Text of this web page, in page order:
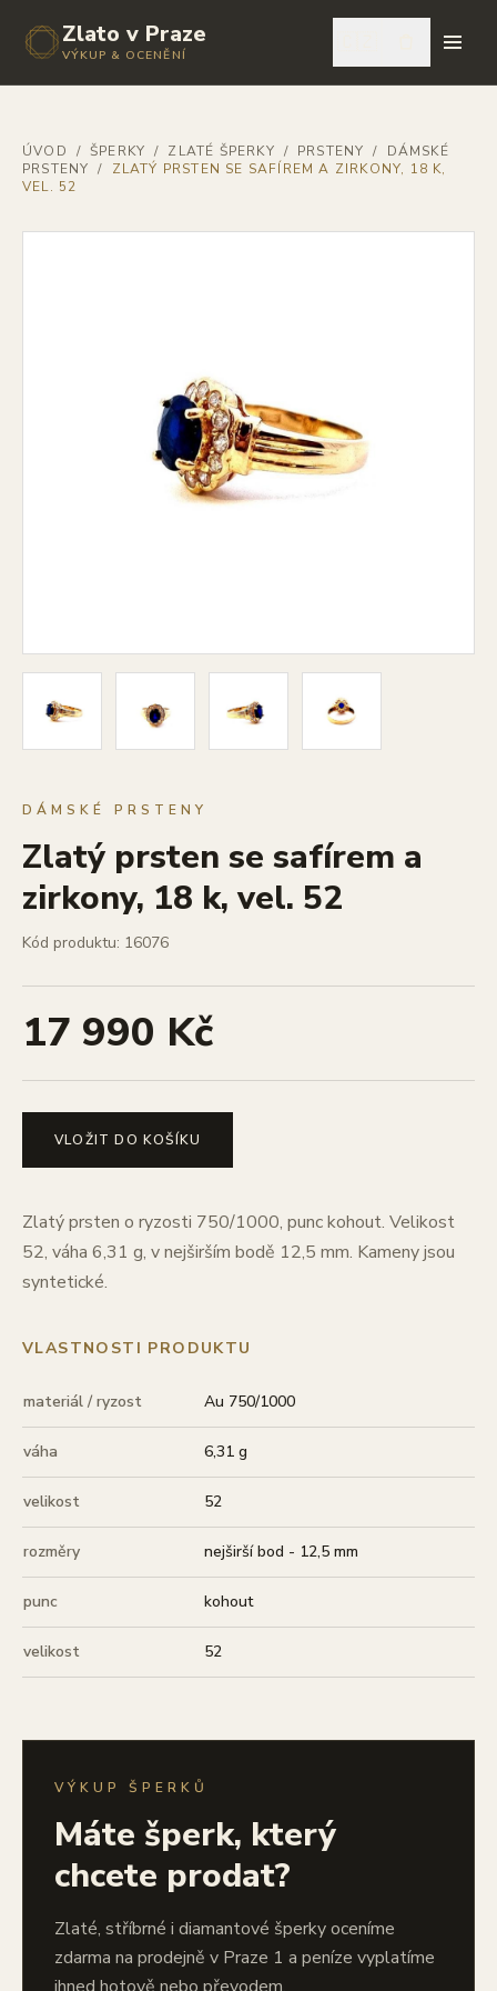
Zlato v Praze
VÝKUP & OCENĚNÍ
ÚVOD / ŠPERKY / ZLATÉ ŠPERKY / PRSTENY /
DÁMSKÉ
PRSTENY /
ZLATÝ PRSTEN SE SAFÍREM A ZIRKONY, 18 K,
VEL. 52
DÁMSKÉ PRSTENY
Zlatý prsten se safírem a
zirkony, 18 k, vel. 52
Kód produktu: 16076
17 990 Kč
VLOŽIT DO KOŠÍKU
Zlatý prsten o ryzosti 750/1000, punc kohout. Velikost
52, váha 6,31 g, v nejširším bodě 12,5 mm. Kameny jsou
syntetické.
VLASTNOSTI PRODUKTU
materiál / ryzost Au 750/1000
váha 6,31 g
velikost 52
rozměry nejširší bod - 12,5 mm
punc kohout
velikost 52
VÝKUP ŠPERKŮ
Máte šperk, který
chcete prodat?
Zlaté, stříbrné i diamantové šperky oceníme
zdarma na prodejně v Praze 1 a peníze vyplatíme